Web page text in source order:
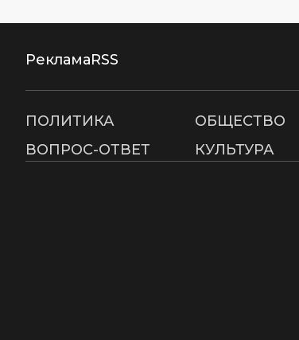
РекламаRSS
ПОЛИТИКА ОБЩЕСТВО
ВОПРОС-ОТВЕТ
КУЛЬТУРА